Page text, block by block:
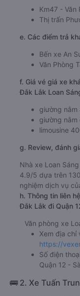
Km47 - Văn
Thị trấn
e. Các điểm trả
Bến xe An
Văn Phòng
f. Giá vé giá xe
Đắk Lắk Loan
giường
giường
limousine
g. Review, đánh
Nhà xe Loan
4.9/5 dựa trên
nghiệm dịch vụ
h. Thông tin liên
Đắk Lắk đi Quận
Văn phòng xe
Xem địa chỉ
https://
Số điện
Quận 12 -
🚌 2. Xe Tuấn